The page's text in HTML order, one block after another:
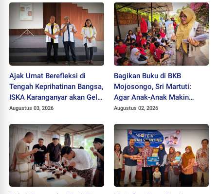
Ajak Umat Berefleksi di
Tengah Keprihatinan Bangsa,
ISKA Karanganyar akan Gelar
"Mlampah Ziarah"
Augustus 03, 2026
Bagikan Buku di BKB
Mojosongo, Sri Martuti:
Agar Anak-Anak Makin
Kreatif
Augustus 02, 2026